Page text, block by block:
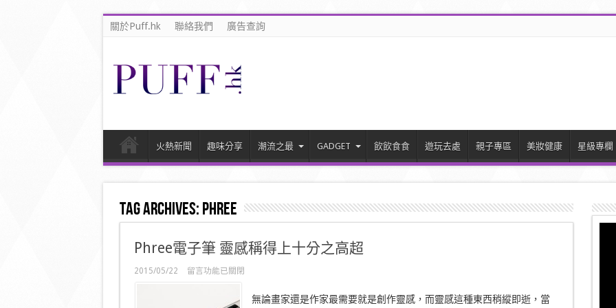
關於Puff.hk 聯絡我們 廣告查詢
火熱新聞 趣味分享 潮流之最 GADGET 飲飲食食 遊玩去處 親子專區 美妝健康 星級專欄
Tag Archives:Phree
Phree電子筆 靈感稱得上十分之高超
2015/05/22
在
留言功能已關閉
無論畫家還是作家最需要就是創作靈感，而靈感這種東西稍縱即逝，當